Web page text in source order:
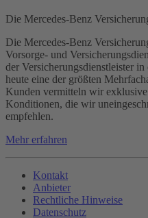
Die Mercedes-Benz
Die Mercedes-Benz
Vorsorge- und
der Versicherungsdienstleister
heute eine der größten
Kunden vermitteln wir
Konditionen, die wir
empfehlen.
Mehr erfahren
Kontakt
Anbieter
Rechtliche Hinweise
Datenschutz